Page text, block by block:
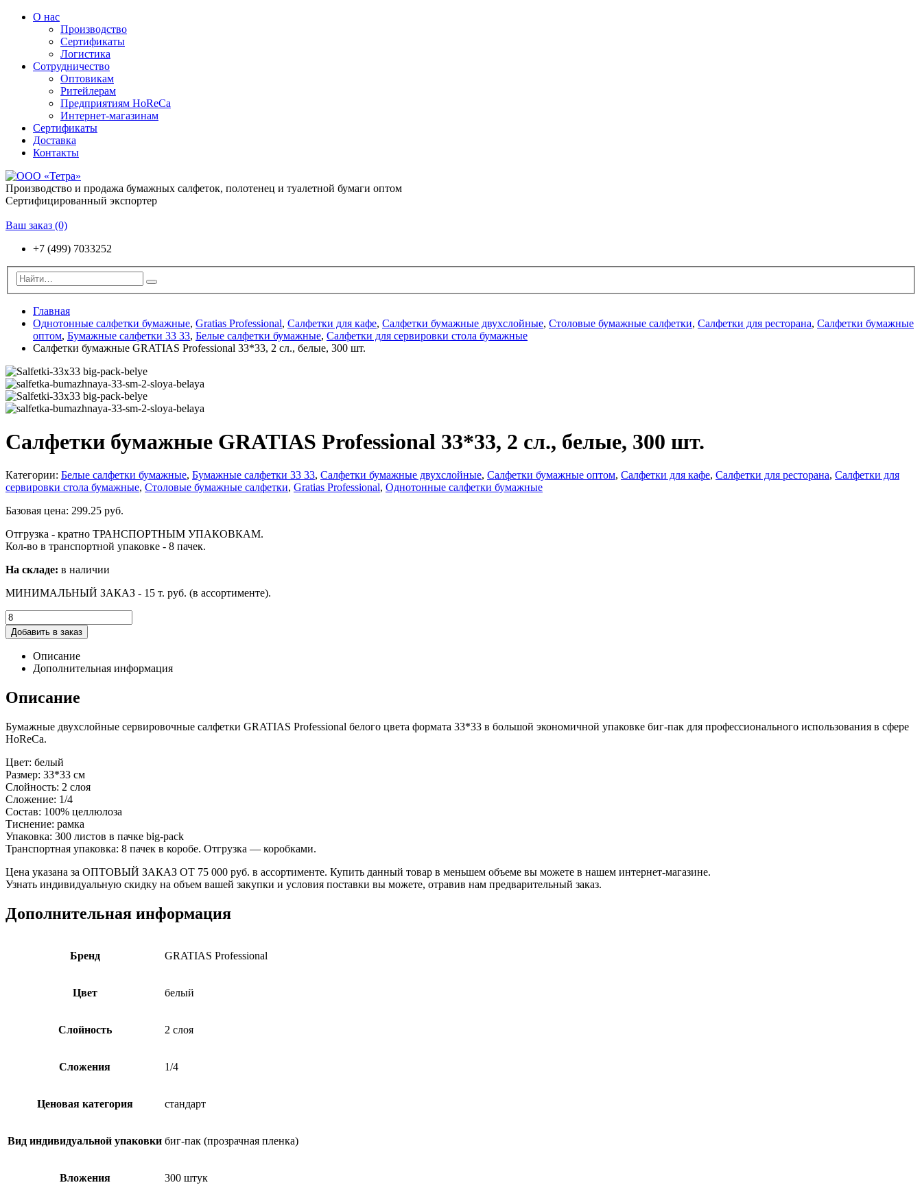
О нас
Производство
Сертификаты
Логистика
Сотрудничество
Оптовикам
Ритейлерам
Предприятиям HoReCa
Интернет-магазинам
Сертификаты
Доставка
Контакты
Производство и продажа бумажных салфеток, полотенец и туалетной бумаги оптом
Сертифицированный экспортер
Ваш заказ (0)
+7 (499) 7033252
Главная
Однотонные салфетки бумажные, Gratias Professional, Салфетки для кафе, Салфетки бумажные двухслойные, Столовые бумажные салфетки, Салфетки для ресторана, Салфетки бумажные
оптом, Бумажные салфетки 33 33, Белые салфетки бумажные, Салфетки для сервировки стола бумажные
Салфетки бумажные GRATIAS Professional 33*33, 2 сл., белые, 300 шт.
Салфетки бумажные GRATIAS Professional 33*33, 2 сл., белые, 300 шт.
Категории: Белые салфетки бумажные, Бумажные салфетки 33 33, Салфетки бумажные двухслойные, Салфетки бумажные оптом, Салфетки для кафе, Салфетки для ресторана, Салфетки для
сервировки стола бумажные, Столовые бумажные салфетки, Gratias Professional, Однотонные салфетки бумажные
Базовая цена: 299.25 руб.
Отгрузка - кратно ТРАНСПОРТНЫМ УПАКОВКАМ.
Кол-во в транспортной упаковке - 8 пачек.
На складе: в наличии
МИНИМАЛЬНЫЙ ЗАКАЗ - 15 т. руб. (в ассортименте).
Добавить в заказ
Описание
Дополнительная информация
Описание
Бумажные двухслойные сервировочные салфетки GRATIAS Professional белого цвета формата 33*33 в большой экономичной упаковке биг-пак для профессионального использования в сфере
HoReCa.
Цвет: белый
Размер: 33*33 см
Слойность: 2 слоя
Сложение: 1/4
Состав: 100% целлюлоза
Тиснение: рамка
Упаковка: 300 листов в пачке big-pack
Транспортная упаковка: 8 пачек в коробе. Отгрузка — коробками.
Цена указана за ОПТОВЫЙ ЗАКАЗ ОТ 75 000 руб. в ассортименте. Купить данный товар в меньшем объеме вы можете в нашем интернет-магазине.
Узнать индивидуальную скидку на объем вашей закупки и условия поставки вы можете, отравив нам предварительный заказ.
Дополнительная информация
Бренд GRATIAS Professional
Цвет белый
Слойность 2 слоя
Сложения 1/4
Ценовая категория стандарт
Вид индивидуальной упаковки биг-пак (прозрачная пленка)
Вложения 300 штук